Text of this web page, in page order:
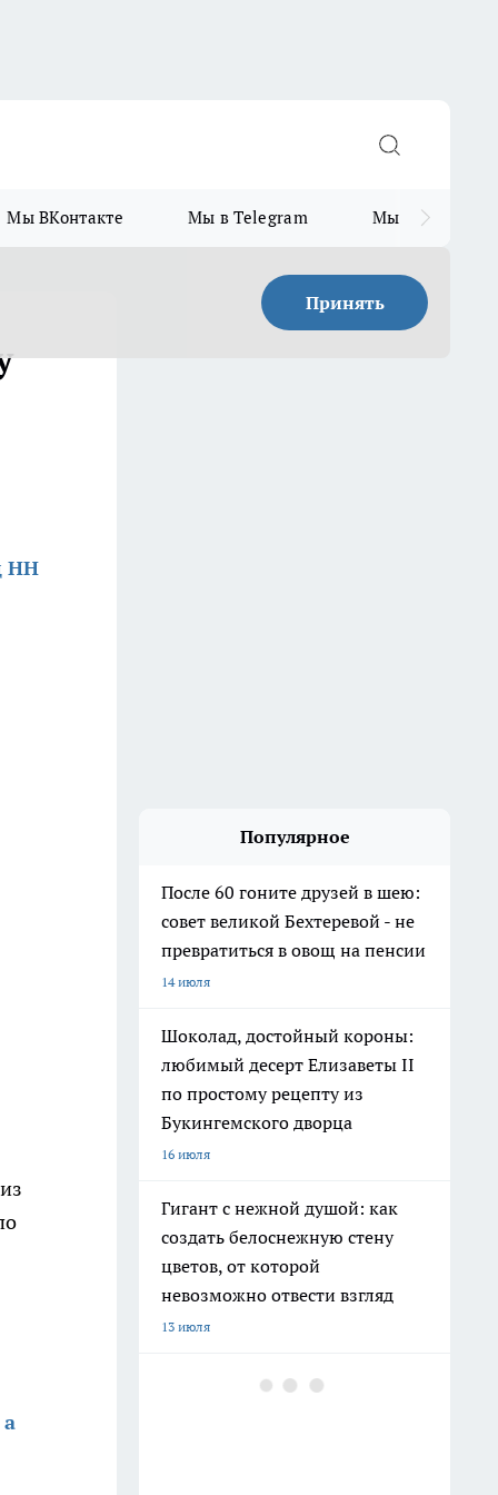
Мы ВКонтакте Мы в Telegram Мы в MAX
Принять
НН
Популярное
После 60 гоните друзей в шею:
совет великой Бехтеревой - не
превратиться в овощ на пенсии
14 июля
Шоколад, достойный короны:
любимый десерт Елизаветы II
по простому рецепту из
Букингемского дворца
16 июля
Гигант с нежной душой: как
создать белоснежную стену
цветов, от которой
невозможно отвести взгляд
13 июля
Эксперты назвали отличный